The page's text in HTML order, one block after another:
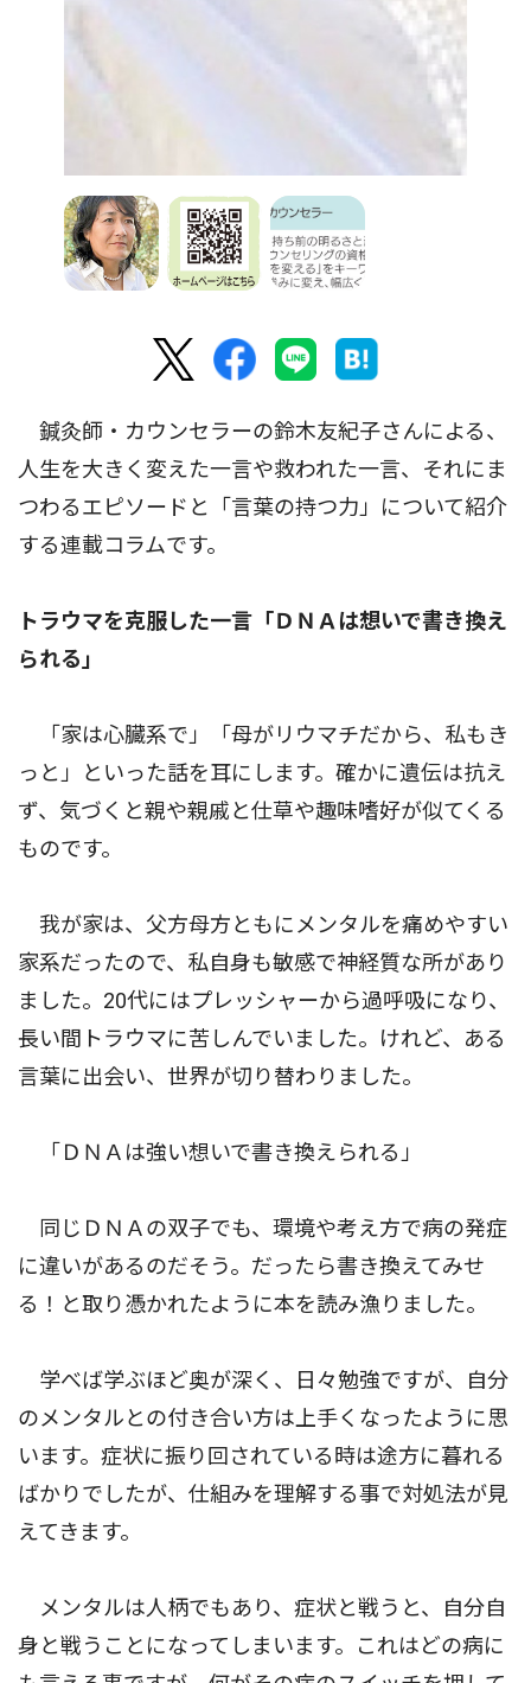
鍼灸師・カウンセラーの鈴木友紀子さんによる、
人生を大きく変えた一言や救われた一言、それにま
つわるエピソードと「言葉の持つ力」について紹介
する連載コラムです。
トラウマを克服した一言「ＤＮＡは想いで書き換え
られる」
「家は心臓系で」「母がリウマチだから、私もき
っと」といった話を耳にします。確かに遺伝は抗え
ず、気づくと親や親戚と仕草や趣味嗜好が似てくる
ものです。
我が家は、父方母方ともにメンタルを痛めやすい
家系だったので、私自身も敏感で神経質な所があり
ました。20代にはプレッシャーから過呼吸になり、
長い間トラウマに苦しんでいました。けれど、ある
言葉に出会い、世界が切り替わりました。
「ＤＮＡは強い想いで書き換えられる」
同じＤＮＡの双子でも、環境や考え方で病の発症
に違いがあるのだそう。だったら書き換えてみせ
る！と取り憑かれたように本を読み漁りました。
学べば学ぶほど奥が深く、日々勉強ですが、自分
のメンタルとの付き合い方は上手くなったように思
います。症状に振り回されている時は途方に暮れる
ばかりでしたが、仕組みを理解する事で対処法が見
えてきます。
メンタルは人柄でもあり、症状と戦うと、自分自
身と戦うことになってしまいます。これはどの病に